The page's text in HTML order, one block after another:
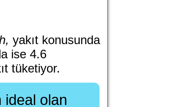
yakıt konusunda
ise 4.6
tüketiyor.
ideal olan